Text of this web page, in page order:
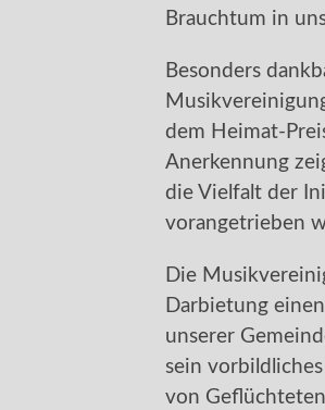
Brauchtum in
Besonders
dem Heimat-
Anerkennung
die Vielfalt der
vorangetrieben
Die
Darbietung
unserer
sein
von